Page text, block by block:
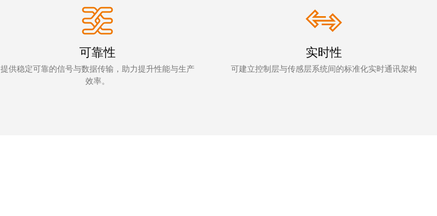
可靠性
提供稳定可靠的信号与数据传输，助力提升性能与生产
效率。
实时性
可建立控制层与传感层系统间的标准化实时通讯架构